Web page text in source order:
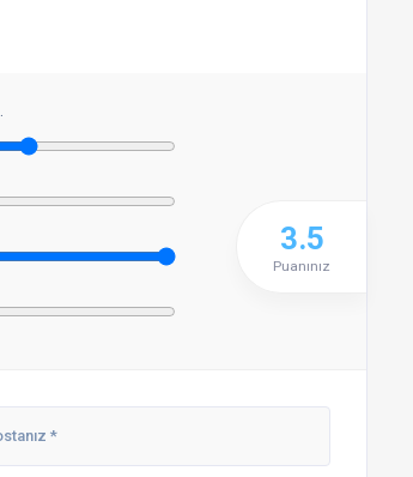
3.5
Puanınız